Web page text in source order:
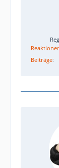
Beiträge